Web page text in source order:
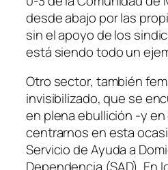
desde abajo por las
sin el apoyo de los
está siendo todo un
Otro sector, también
invisibilizado, que se
en plena ebullición -y en
centrarnos en esta
Servicio de Ayuda a